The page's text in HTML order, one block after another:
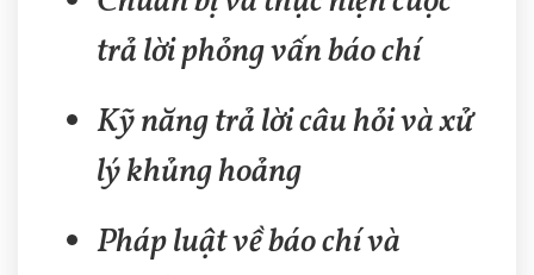
trả lời phỏng vấn báo chí
Kỹ năng trả lời câu hỏi và xử
lý khủng hoảng
Pháp luật về báo chí và